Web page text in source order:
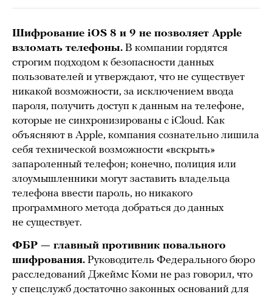
Шифрование iOS 8 и 9 не позволяет Apple
взломать телефоны. В компании гордятся
строгим подходом к безопасности данных
пользователей и утверждают, что не существует
никакой возможности, за исключением ввода
пароля, получить доступ к данным на телефоне,
которые не синхронизированы с iCloud. Как
объясняют в Apple, компания сознательно лишила
себя технической возможности «вскрыть»
запароленный телефон; конечно, полиция или
злоумышленники могут заставить владельца
телефона ввести пароль, но никакого
программного метода добраться до данных
не существует.
ФБР — главный противник повального
шифрования. Руководитель Федерального бюро
расследований Джеймс Коми не раз говорил, что
у спецслужб достаточно законных оснований для